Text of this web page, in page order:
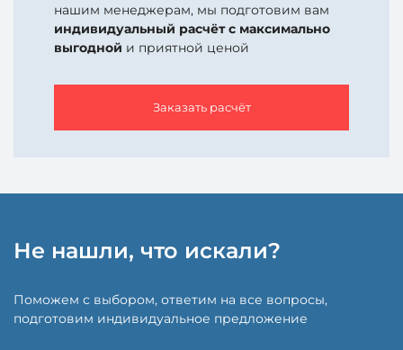
нашим менеджерам, мы подготовим вам
индивидуальный расчёт с максимально
выгодной и приятной ценой
Заказать расчёт
Не нашли, что искали?
Поможем с выбором, ответим на все вопросы,
подготовим индивидуальное предложение